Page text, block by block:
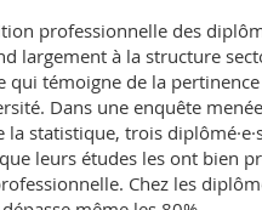
professionnelle des
largement à la structure
qui témoigne de la
Dans une enquête
la statistique, trois
leurs études les ont bien
Chez les